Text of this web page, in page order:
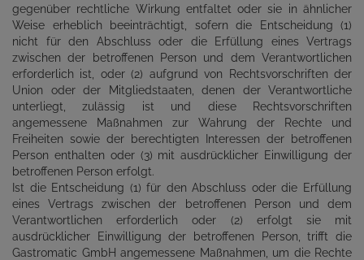
gegenüber rechtliche Wirkung entfaltet oder sie in ähnlicher
Weise erheblich beeinträchtigt, sofern die Entscheidung (1)
nicht für den Abschluss oder die Erfüllung eines Vertrags
zwischen der betroffenen Person und dem Verantwortlichen
erforderlich ist, oder (2) aufgrund von Rechtsvorschriften der
Union oder der Mitgliedstaaten, denen der Verantwortliche
unterliegt, zulässig ist und diese Rechtsvorschriften
angemessene Maßnahmen zur Wahrung der Rechte und
Freiheiten sowie der berechtigten Interessen der betroffenen
Person enthalten oder (3) mit ausdrücklicher Einwilligung der
betroffenen Person erfolgt.
Ist die Entscheidung (1) für den Abschluss oder die Erfüllung
eines Vertrags zwischen der betroffenen Person und dem
Verantwortlichen erforderlich oder (2) erfolgt sie mit
ausdrücklicher Einwilligung der betroffenen Person, trifft die
Gastromatic GmbH angemessene Maßnahmen, um die Rechte